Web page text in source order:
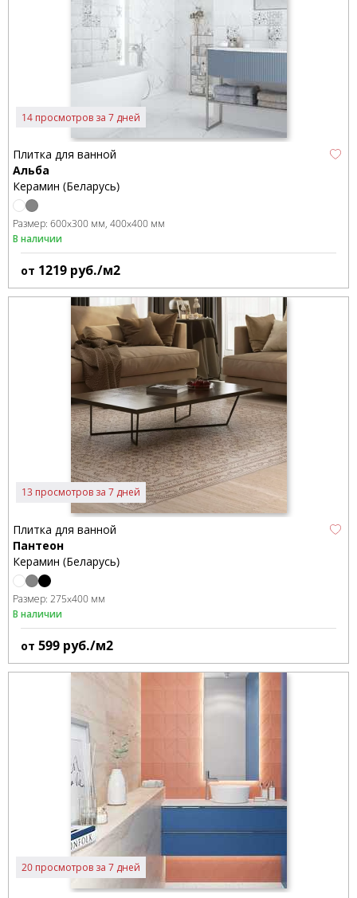
14 просмотров за 7 дней
Плитка для ванной
Альба
Керамин (Беларусь)
Размер: 600x300 мм 400x400 мм
В наличии
от 1219 руб./м2
13 просмотров за 7 дней
Плитка для ванной
Пантеон
Керамин (Беларусь)
Размер: 275x400 мм
В наличии
от 599 руб./м2
20 просмотров за 7 дней